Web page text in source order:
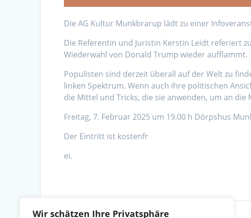
Wir schätzen Ihre Privatsphäre
Die AG Kultur Munkbrarup lädt zu einer
Die Referentin und Juristin Kerstin Leidt referiert
Wiederwahl von Donald Trump wieder aufflammt.
Populisten sind derzeit überall auf der Welt zu
linken Spektrum. Wenn auch ihre politischen
die Mittel und Tricks, die sie anwenden, um an
Freitag, 7. Februar 2025 um 19.00 h Dörpshus
Der Eintritt ist kostenfr
ei.
Beitragsnavigation